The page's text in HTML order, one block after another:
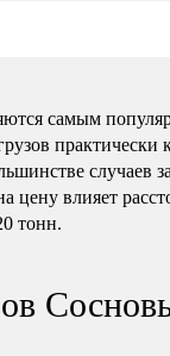
самым
случаев
цену влияет
тонн.